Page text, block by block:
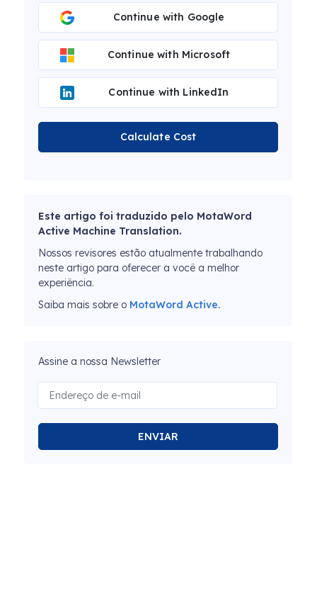
Continue with Google
Continue with Microsoft
Continue with LinkedIn
Calculate Cost
Este artigo foi traduzido pelo MotaWord
Active Machine Translation.
Nossos revisores estão atualmente trabalhando
neste artigo para oferecer a você a melhor
experiência.
Saiba mais sobre o MotaWord Active.
Assine a nossa Newsletter
ENVIAR